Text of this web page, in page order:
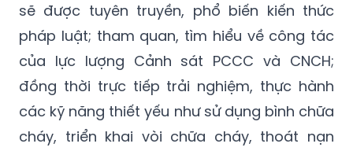
sẽ được tuyên truyền, phổ biến kiến thức
pháp luật; tham quan, tìm hiểu về công tác
của lực lượng Cảnh sát PCCC và CNCH;
đồng thời trực tiếp trải nghiệm, thực hành
các kỹ năng thiết yếu như sử dụng bình chữa
cháy, triển khai vòi chữa cháy, thoát nạn